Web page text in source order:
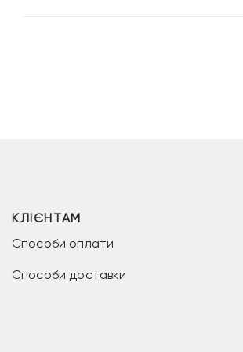
КЛІЄНТАМ
Способи оплати
Способи доставки